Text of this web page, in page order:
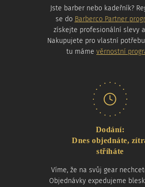
Jste barber nebo kadeřník?
se do Barberco Partner
získejte profesionální slevy
Nakupujete pro vlastní
tu máme věrnostní
Dodání:
Dnes objednáte,
stříháte
Víme, že na svůj gear
Objednávky expedujeme